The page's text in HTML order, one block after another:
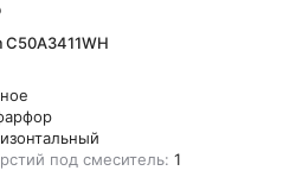
C50A3411WH
под смеситель: 1